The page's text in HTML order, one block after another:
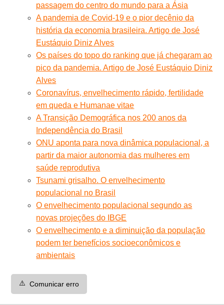
passagem do centro do mundo para a Ásia
A pandemia de Covid-19 e o pior decênio da
história da economia brasileira. Artigo de José
Eustáquio Diniz Alves
Os países do topo do ranking que já chegaram ao
pico da pandemia. Artigo de José Eustáquio Diniz
Alves
Coronavírus, envelhecimento rápido, fertilidade
em queda e Humanae vitae
A Transição Demográfica nos 200 anos da
Independência do Brasil
ONU aponta para nova dinâmica populacional, a
partir da maior autonomia das mulheres em
saúde reprodutiva
Tsunami grisalho. O envelhecimento
populacional no Brasil
O envelhecimento populacional segundo as
novas projeções do IBGE
O envelhecimento e a diminuição da população
podem ter benefícios socioeconômicos e
ambientais
⚠️ Comunicar erro